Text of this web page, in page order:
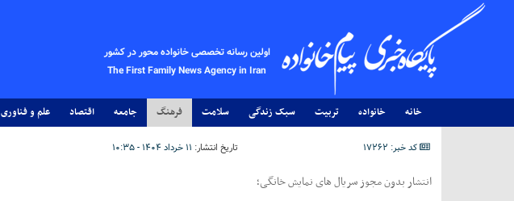
اولین رسانه تخصصی خانواده محور در کشور
The First Family News Agency in Iran
خانه خانواده تربیت سبک زندگی سلامت فرهنگ جامعه اقتصاد علم و فناوری
کد خبر: 17262 تاریخ انتشار: ۱۱ خرداد ۱۴۰۴ - ۱۰:۳۵
انتشار بدون مجوز سریال های نمایش خانگی؛